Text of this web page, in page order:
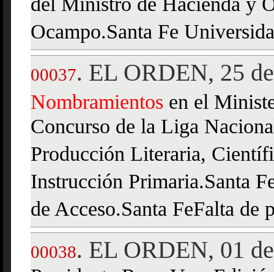
del Ministro de Hacienda y
Ocampo.Santa Fe
00037. EL ORDEN, 25
Nombramientos en el
Concurso de la Liga
Producción Literaria,
Instrucción Primaria.Santa
de Acceso.Santa FeFalta de
00038. EL ORDEN, 01